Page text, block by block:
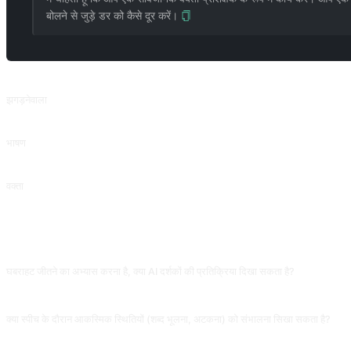
बोलने से जुड़े डर को कैसे दूर करें।